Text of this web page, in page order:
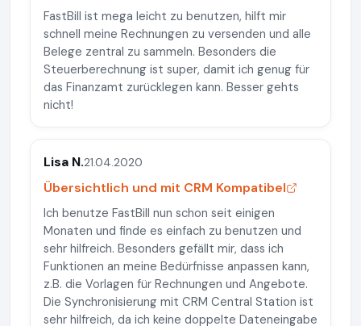
FastBill ist mega leicht zu benutzen, hilft mir
schnell meine Rechnungen zu versenden und alle
Belege zentral zu sammeln. Besonders die
Steuerberechnung ist super, damit ich genug für
das Finanzamt zurücklegen kann. Besser gehts
nicht!
Lisa N.21.04.2020
Übersichtlich und mit CRM Kompatibel
Ich benutze FastBill nun schon seit einigen
Monaten und finde es einfach zu benutzen und
sehr hilfreich. Besonders gefällt mir, dass ich
Funktionen an meine Bedürfnisse anpassen kann,
z.B. die Vorlagen für Rechnungen und Angebote.
Die Synchronisierung mit CRM Central Station ist
sehr hilfreich, da ich keine doppelte Dateneingabe